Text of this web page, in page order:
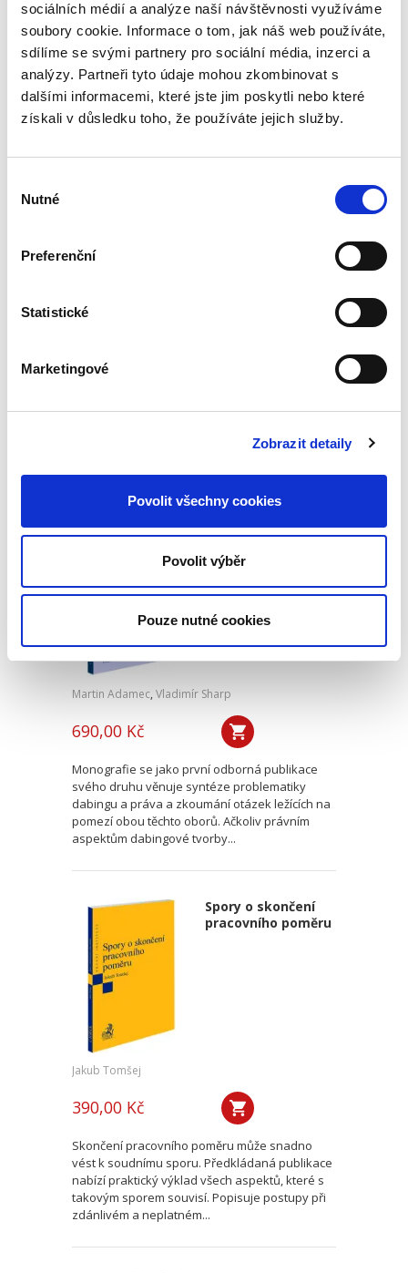
sociálních médií a analýze naší návštěvnosti využíváme
soubory cookie. Informace o tom, jak náš web používáte,
sdílíme se svými partnery pro sociální média, inzerci a
analýzy. Partneři tyto údaje mohou zkombinovat s
dalšími informacemi, které jste jim poskytli nebo které
získali v důsledku toho, že používáte jejich služby.
souhlasu
Nutné
Preferenční
Statistické
Marketingové
Zobrazit detaily
Povolit všechny cookies
Povolit výběr
Pouze nutné cookies
Předkládaná monografie, v tuzemské literatuře
dosud chybějící, systematicky zpracovává
otázky role, prostředků kontroly a hranic
působnosti kontrolního orgánu akciové
společnost jako řídicí osoby,...
Výklad práva
Alexander J. Bělohlávek
ovlivňuje bezmála všechna odvětví českého
práva EU a porozumění korelaci mezi českým
Právo v dabingu
Martin Adamec, Vladimír Sharp
690,00 Kč
Monografie se jako první odborná publikace
svého druhu věnuje syntéze problematiky
dabingu a práva a zkoumání otázek ležících na
pomezí obou těchto oborů. Ačkoliv právním
aspektům dabingové tvorby...
Spory o skončení
pracovního poměru
Jakub Tomšej
390,00 Kč
Skončení pracovního poměru může snadno
vést k soudnímu sporu. Předkládaná publikace
nabízí praktický výklad všech aspektů, které s
takovým sporem souvisí. Popisuje postupy při
zdánlivém a neplatném...